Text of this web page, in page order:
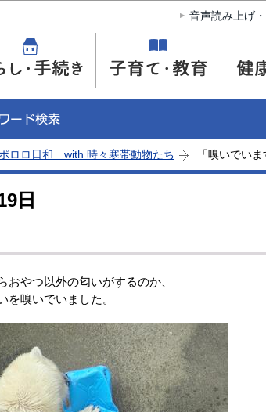
このページの本文へ移動
音声読み上げ
ポロロ日和 with 時々寒帯動物たち 「嗅いでい
日
やつ以外の匂いがするのか、
嗅いでいました。